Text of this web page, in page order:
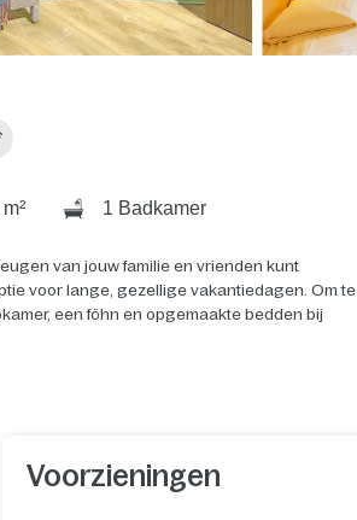
1 Badkamer
van jouw familie en vrienden kunt
voor lange, gezellige vakantiedagen. Om te
een föhn en opgemaakte bedden bij
Voorzieningen